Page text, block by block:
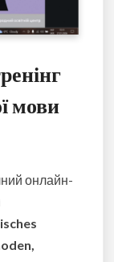
мови
онлайн-